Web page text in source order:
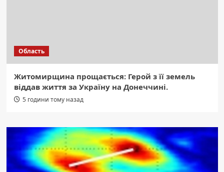
Область
Житомирщина прощається: Герой з її земель
віддав життя за Україну на Донеччині.
5 години тому назад